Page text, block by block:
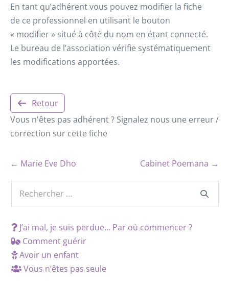
En tant qu’adhérent vous pouvez modifier la fiche
de ce professionnel en utilisant le bouton
« modifier » situé à côté du nom en étant connecté.
Le bureau de l’association vérifie systématiquement
les modifications apportées.
Retour
Vous n'êtes pas adhérent ? Signalez nous une erreur /
correction sur cette fiche
← Marie Eve Dho Cabinet Poemana →
J’ai mal, je suis perdue… Par où commencer ?
Comment guérir
Avoir un enfant
Vous n’êtes pas seule